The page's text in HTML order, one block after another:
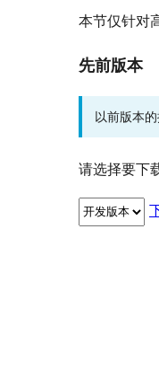
本节仅针对
先前版本
以前版本
请选择要下